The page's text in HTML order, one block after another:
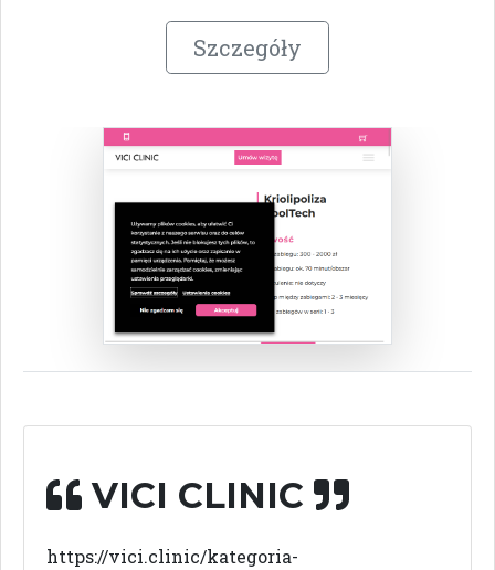
Szczegóły
VICI CLINIC
https://vici.clinic/kategoria-